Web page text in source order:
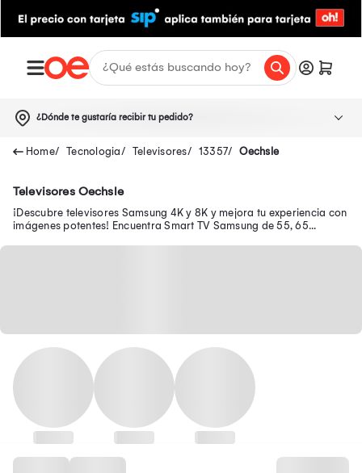
¿Dónde te gustaría recibir tu pedido?
Tecnologia Televisores 13357 Oechsle
Televisores Oechsle
¡Descubre televisores Samsung 4K y 8K y mejora tu experiencia con
imágenes potentes! Encuentra Smart TV Samsung de 55, 65